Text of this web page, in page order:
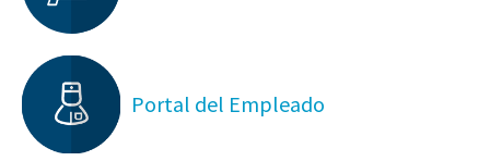
Portal del Empleado